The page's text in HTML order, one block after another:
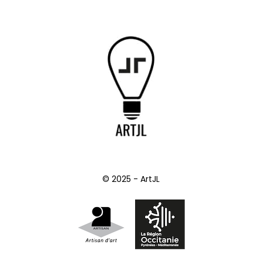
© 2025 - ArtJL